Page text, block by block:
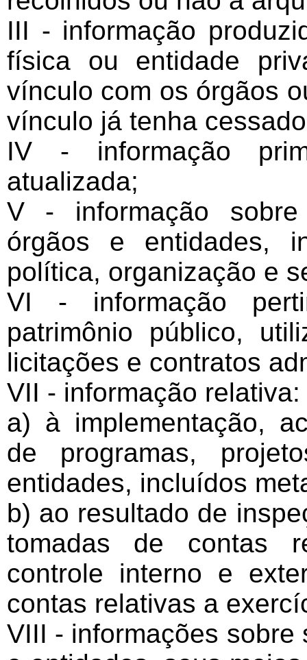
III - informação
física ou entidade
vínculo com os órgãos
vínculo já tenha
IV - informação
atualizada;
V - informação sobre
órgãos e entidades,
política, organização e
VI - informação
patrimônio público,
licitações e contratos
VII - informação relativa:
a) à implementação,
de programas,
entidades, incluídos
b) ao resultado de
tomadas de contas
controle interno e
contas relativas a
VIII - informações